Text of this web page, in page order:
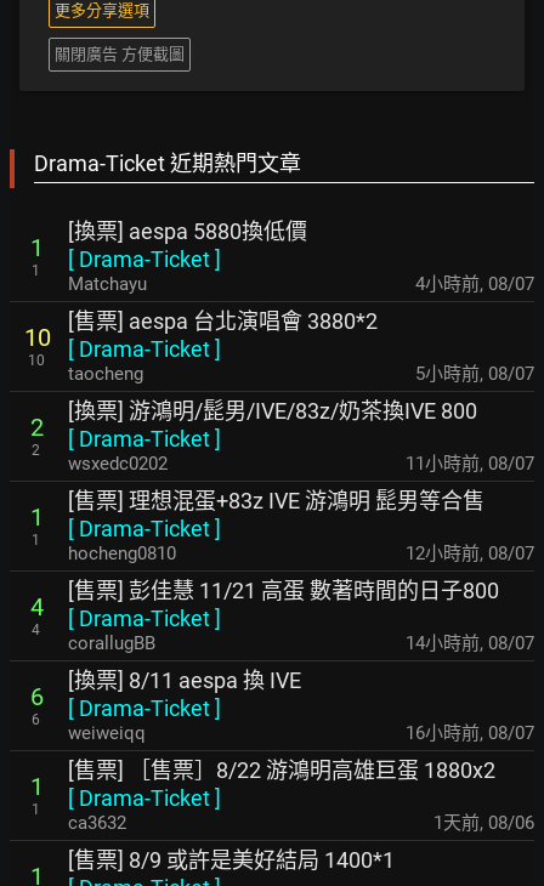
更多分享選項
關閉廣告 方便截圖
Drama-Ticket 近期熱門文章
1
1
[換票] aespa 5880換低價
[ Drama-Ticket]
Matchayu 4小時前, 08/07
10
10
[售票] aespa 台北演唱會 3880*2
[ Drama-Ticket]
taocheng 5小時前, 08/07
2
2
[換票] 游鴻明/髭男/IVE/83z/奶茶換IVE 800
[ Drama-Ticket]
wsxedc0202 11小時前, 08/07
1
1
[售票] 理想混蛋+83z IVE 游鴻明 髭男等合售
[ Drama-Ticket]
hocheng0810 12小時前, 08/07
4
4
[售票] 彭佳慧 11/21 高蛋 數著時間的日子800
[ Drama-Ticket]
corallugBB 14小時前, 08/07
6
6
[換票] 8/11 aespa 換 IVE
[ Drama-Ticket]
weiweiqq 16小時前, 08/07
1
1
[售票] ［售票］8/22 游鴻明高雄巨蛋 1880x2
[ Drama-Ticket]
ca3632 1天前, 08/06
1
[售票] 8/9 或許是美好結局 1400*1